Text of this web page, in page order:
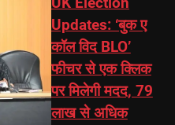
Updates: ‘बुक ए
कॉल विद BLO’
फीचर से एक क्लिक
पर मिलेगी मदद, 79
लाख से अधिक